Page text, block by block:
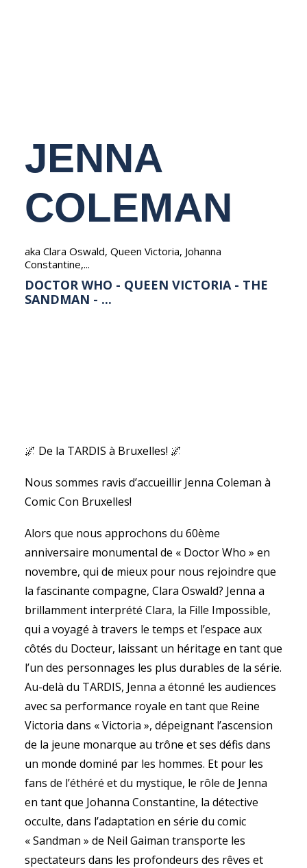
JENNA
COLEMAN
aka Clara Oswald, Queen Victoria, Johanna
Constantine,...
DOCTOR WHO - QUEEN VICTORIA - THE
SANDMAN - ...
🌌 De la TARDIS à Bruxelles! 🌌
Nous sommes ravis d’accueillir Jenna Coleman à
Comic Con Bruxelles!
Alors que nous approchons du 60ème
anniversaire monumental de « Doctor Who » en
novembre, qui de mieux pour nous rejoindre que
la fascinante compagne, Clara Oswald? Jenna a
brillamment interprété Clara, la Fille Impossible,
qui a voyagé à travers le temps et l’espace aux
côtés du Docteur, laissant un héritage en tant que
l’un des personnages les plus durables de la série.
Au-delà du TARDIS, Jenna a étonné les audiences
avec sa performance royale en tant que Reine
Victoria dans « Victoria », dépeignant l’ascension
de la jeune monarque au trône et ses défis dans
un monde dominé par les hommes. Et pour les
fans de l’éthéré et du mystique, le rôle de Jenna
en tant que Johanna Constantine, la détective
occulte, dans l’adaptation en série du comic
« Sandman » de Neil Gaiman transporte les
spectateurs dans les profondeurs des rêves et